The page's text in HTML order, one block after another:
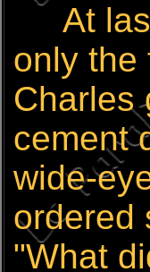
At last
only the
Charles
cement
wide-
ordered
"What